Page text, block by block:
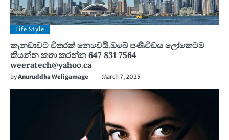
Life Style
කැනඩාවට විතරක් නෙවෙයි.ඔබේ පණිවිඩය ලෝකෙටම
කියන්න කතා කරන්න 647 831 7564
weeratech@yahoo.ca
byAnuruddha Weligamage March 7, 2025